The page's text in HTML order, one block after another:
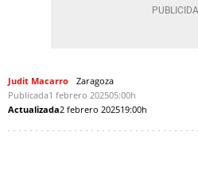
Judit Macarro
Zaragoza
Publicada1 febrero 202505:00h
Actualizada2 febrero 202519:00h